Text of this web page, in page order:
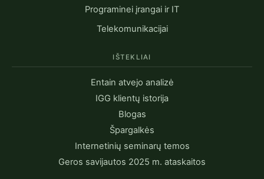
Programinei įrangai ir IT
Telekomunikacijai
IŠTEKLIAI
Entain atvejo analizė
IGG klientų istorija
Blogas
Špargalkės
Internetinių seminarų temos
Geros savijautos 2025 m. ataskaitos